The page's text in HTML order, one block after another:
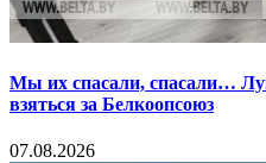
Мы их спасали, спасали…
взяться за Белкоопсоюз
07.08.2026